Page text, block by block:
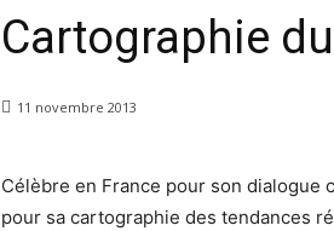
Cartographie
11 novembre 2013
Célèbre en France pour son dialogue
pour sa cartographie des tendances